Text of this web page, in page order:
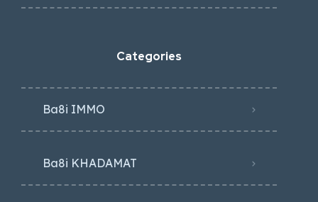
Categories
Ba8i IMMO
Ba8i KHADAMAT